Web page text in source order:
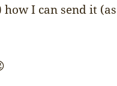
how I can send it (as